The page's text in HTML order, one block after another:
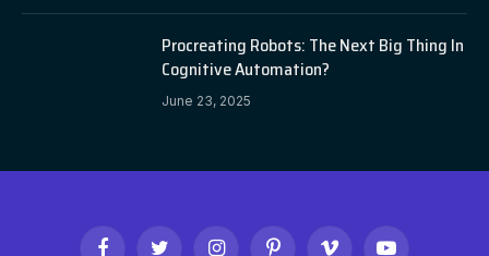
Procreating Robots: The Next Big Thing In
Cognitive Automation?
June 23, 2025